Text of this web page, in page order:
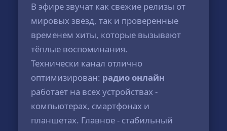
В эфире звучат как свежие релизы от
мировых звёзд, так и проверенные
временем хиты, которые вызывают
тёплые воспоминания.
Технически канал отлично
оптимизирован: радио онлайн
работает на всех устройствах -
компьютерах, смартфонах и
планшетах. Главное - стабильный